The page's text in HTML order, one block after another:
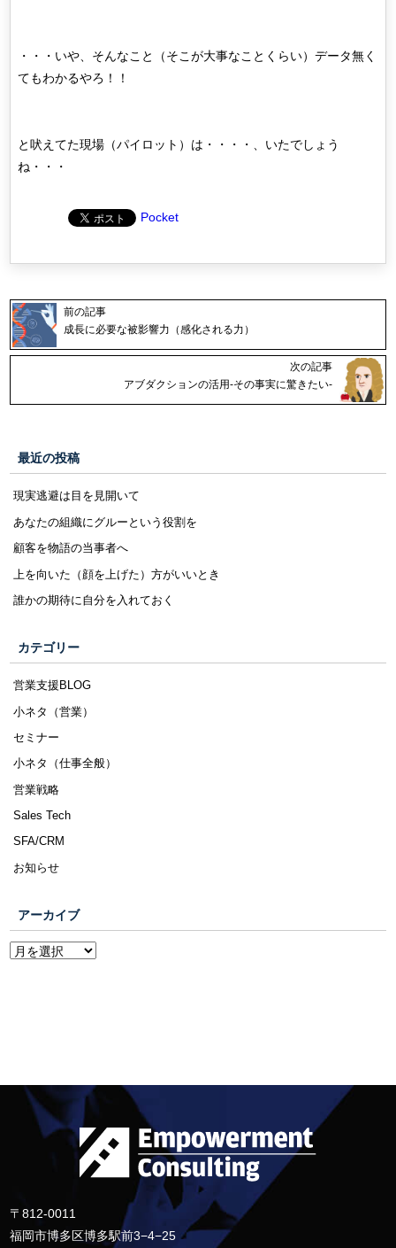
・・・いや、そんなこと（そこが大事なことくらい）データ無く
てもわかるやろ！！
と吠えてた現場（パイロット）は・・・・、いたでしょう
ね・・・
Pocket
前の記事
成長に必要な被影響力（感化される力）
次の記事
アブダクションの活用-その事実に驚きたい-
最近の投稿
現実逃避は目を見開いて
あなたの組織にグルーという役割を
顧客を物語の当事者へ
上を向いた（顔を上げた）方がいいとき
誰かの期待に自分を入れておく
カテゴリー
営業支援BLOG
小ネタ（営業）
セミナー
小ネタ（仕事全般）
営業戦略
Sales Tech
SFA/CRM
お知らせ
アーカイブ
〒812-0011
福岡市博多区博多駅前3−4−25